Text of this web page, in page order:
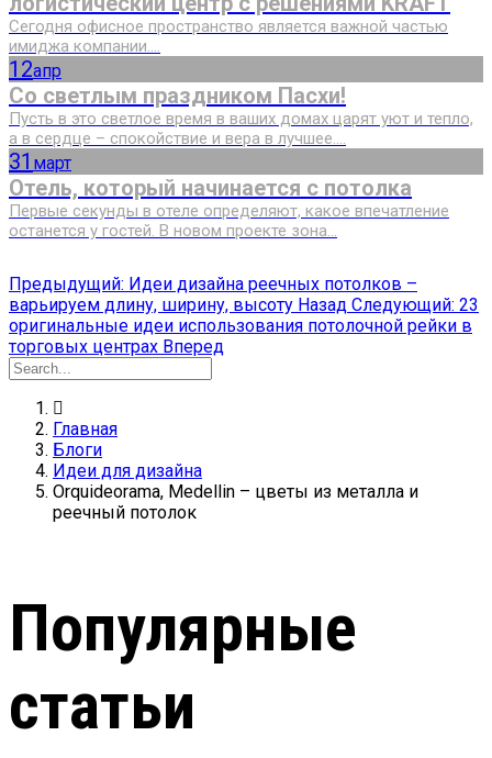
Сегодня офисное пространство является важной частью
имиджа компании....
12апр
Со светлым праздником Пасхи!
Пусть в это светлое время в ваших домах царят уют и тепло,
а в сердце – спокойствие и вера в лучшее....
31 март
Отель, который начинается с потолка
Первые секунды в отеле определяют, какое впечатление
останется у гостей. В новом проекте зона...
Предыдущий: Идеи дизайна реечных потолков –
варьируем длину, ширину, высоту Назад Следующий: 23
оригинальные идеи использования потолочной рейки в
торговых центрах Вперед
Главная
Блоги
Идеи для дизайна
Orquideorama, Medellin – цветы из металла и
реечный потолок
Популярные
статьи